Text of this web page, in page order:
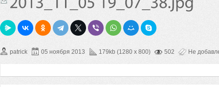
patrick 05 ноября 2013 179kb (1280 x 800) 502 Не